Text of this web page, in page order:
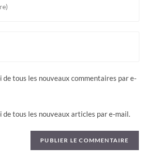
de tous les nouveaux commentaires par e-
de tous les nouveaux articles par e-mail.